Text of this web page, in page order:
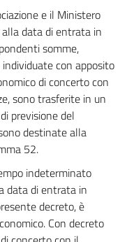
e il Ministero
data di entrata in
somme,
con apposito
di concerto con
sono trasferite in un
previsione del
destinate alla
52.
indeterminato
data di entrata in
decreto, è
Con decreto